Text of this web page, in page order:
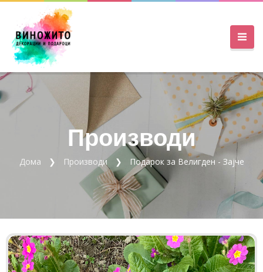
Производи
Дома Производи Подарок за Велигден - Зајче